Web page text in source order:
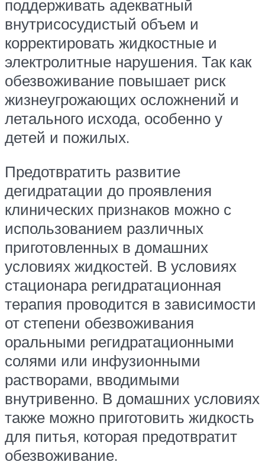
поддерживать адекватный
внутрисосудистый объем и
корректировать жидкостные и
электролитные нарушения. Так как
обезвоживание повышает риск
жизнеугрожающих осложнений и
летального исхода, особенно у
детей и пожилых.
Предотвратить развитие
дегидратации до проявления
клинических признаков можно с
использованием различных
приготовленных в домашних
условиях жидкостей. В условиях
стационара регидратационная
терапия проводится в зависимости
от степени обезвоживания
оральными регидратационными
солями или инфузионными
растворами, вводимыми
внутривенно. В домашних условиях
также можно приготовить жидкость
для питья, которая предотвратит
обезвоживание.